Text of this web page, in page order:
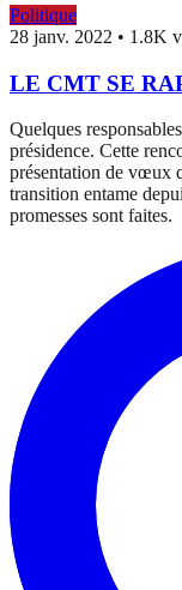
Politique
28 janv. 2022 • 1.8K
LE CMT SE
Quelques
présidence. Cette
présentation de vœux
transition entame
promesses sont faites.